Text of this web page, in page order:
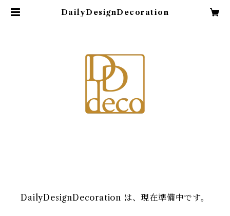
DailyDesignDecoration
DailyDesignDecoration は、現在準備中です。